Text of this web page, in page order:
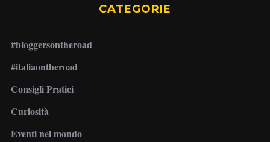
CATEGORIE
#bloggersontheroad
#italiaontheroad
Consigli Pratici
Curiosità
Eventi nel mondo